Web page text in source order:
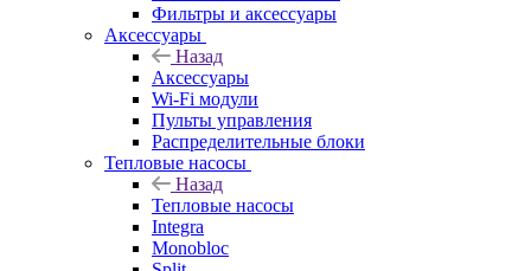
Фильтры и аксессуары
Аксессуары
Назад
Аксессуары
Wi-Fi модули
Пульты управления
Распределительные блоки
Тепловые насосы
Назад
Тепловые насосы
Integra
Monobloc